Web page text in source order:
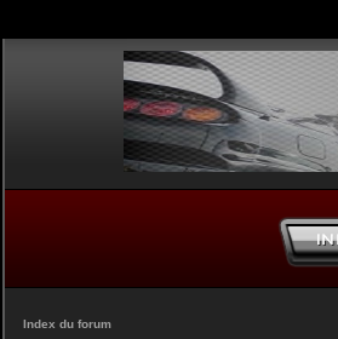
Index du forum